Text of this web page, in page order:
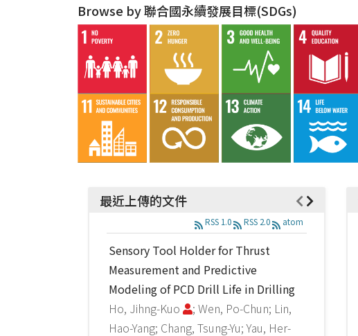
Browse by 聯合國永續發展目標(SDGs)
最近上傳的文件
RSS 1.0 RSS 2.0 atom
Sensory Tool Holder for Thrust
Measurement and Predictive
Modeling of PCD Drill Life in Drilling
Ho, Jihng-Kuo
; Wen, Po-Chun; Lin,
Hao-Yang; Chang, Tsung-Yu; Yau, Her-